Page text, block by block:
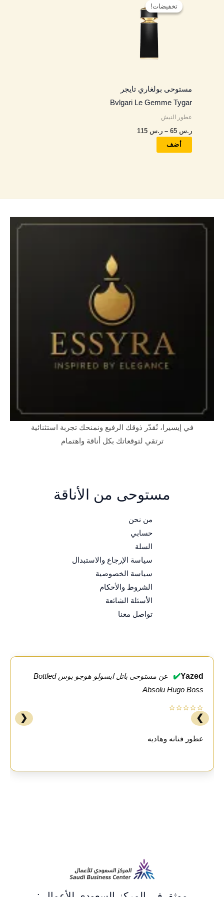
تخفيضات!
تخفيضات!
مستوحى بولغاري تايجر
Bvlgari Le Gemme Tygar
عطور النيش
ر.س – ر.س
أضف
العديد
من
الأشكال
المختلفة
يمكن
اختيار
على
في إيسيرا، نُقدّر ذوقك الرفيع ونمنحك تجربة استثنائية
ترتقي لتوقعاتك بكل أناقة واهتمام
مستوحى من الأناقة
من نحن
حسابي
السلة
سياسة الإرجاع والاستبدال
سياسة الخصوصية
الشروط والأحكام
الأسئلة الشائعة
تواصل معنا
Yazed
✔️ عن
مستوحى باتل ابسولو هوجو بوس Bottled
Absolu Hugo Boss
⭐⭐⭐⭐⭐
عطور فنانه وهاديه
❮ ❯